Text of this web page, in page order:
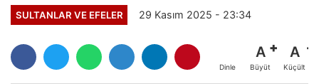
SULTANLAR VE EFELER 29 Kasım 2025 - 23:34
Dinle
A
Büyüt
A
Küçült